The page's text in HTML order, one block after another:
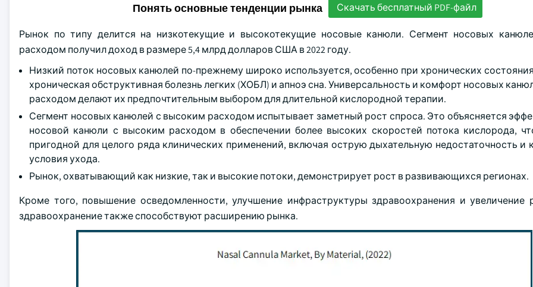
Понять основные тенденции рынка Скачать бесплатный PDF-файл
Рынок по типу делится на низкотекущие и высокотекущие носовые канюли. Сегмент носовых
расходом получил доход в размере 5,4 млрд долларов США в 2022 году.
Низкий поток носовых канюлей по-прежнему широко используется, особенно при хронических
хроническая обструктивная болезнь легких (ХОБЛ) и апноэ сна. Универсальность и комфорт носовых
расходом делают их предпочтительным выбором для длительной кислородной терапии.
Сегмент носовых канюлей с высоким расходом испытывает заметный рост спроса. Это объясняется
носовой канюли с высоким расходом в обеспечении более высоких скоростей потока кислорода,
пригодной для целого ряда клинических применений, включая острую дыхательную недостаточность и
условия ухода.
Рынок, охватывающий как низкие, так и высокие потоки, демонстрирует рост в развивающихся регионах.
Кроме того, повышение осведомленности, улучшение инфраструктуры здравоохранения и увеличение
здравоохранение также способствуют расширению рынка.